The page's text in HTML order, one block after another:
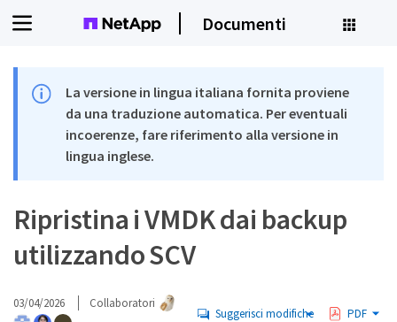
Documenti
La versione in lingua italiana fornita proviene
da una traduzione automatica. Per eventuali
incoerenze, fare riferimento alla versione in
lingua inglese.
Ripristina i VMDK dai backup
utilizzando SCV
03/04/2026 Collaboratori
Suggerisci modifiche PDF